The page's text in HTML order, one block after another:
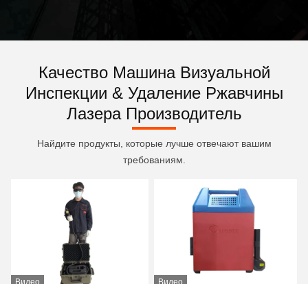
Качество Машина Визуальной
Инспекции & Удаление Ржавчины
Лазера Производитель
Найдите продукты, которые лучше отвечают вашим
требованиям.
Видео
Видео